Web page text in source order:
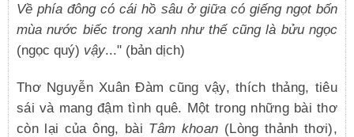
Về phía đông có cái hồ sâu ở giữa có giếng ngọt bốn
mùa nước biếc trong xanh như thế cũng là bửu ngọc
(ngọc quý) vậy..." (bản dịch)
Thơ Nguyễn Xuân Đàm cũng vậy, thích thảng, tiêu
sái và mang đậm tình quê. Một trong những bài thơ
còn lại của ông, bài Tâm khoan (Lòng thảnh thơi),